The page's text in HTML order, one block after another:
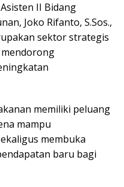
II Bidang
Joko Rifanto, S.Sos.,
sektor strategis
memiliki peluang
mampu
membuka
baru bagi